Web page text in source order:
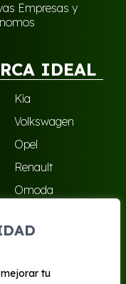
tu
Empresas y
IDEAL
Kia
Volkswagen
Opel
Renault
Omoda
Todas las marcas